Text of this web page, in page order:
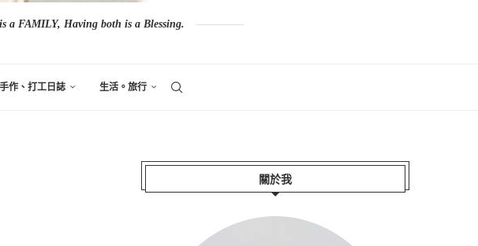
a FAMILY, Having both is a Blessing.
作、打工日誌 生活。旅行
關於我